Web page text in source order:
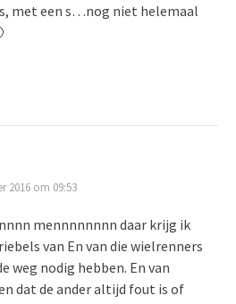
met een s…nog niet helemaal
2016 om 09:53
mennnnnnnn daar krijg ik
van En van die wielrenners
weg nodig hebben. En van
dat de ander altijd fout is of